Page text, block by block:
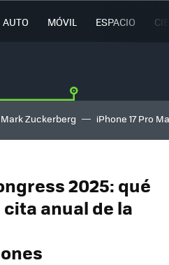
AUTO MÓVIL ESPACIO
Mark Zuckerberg iPhone 17 Pro
2025: qué
anual de la